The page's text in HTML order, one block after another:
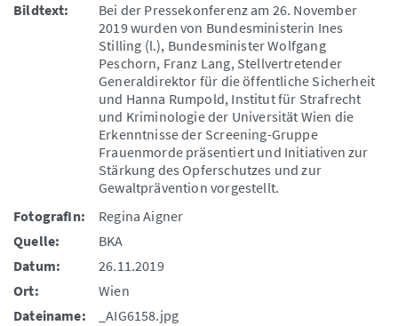
Bildtext:
Bei der Pressekonferenz am 26. November
2019 wurden von Bundesministerin Ines
Stilling (l.), Bundesminister Wolfgang
Peschorn, Franz Lang, Stellvertretender
Generaldirektor für die öffentliche Sicherheit
und Hanna Rumpold, Institut für Strafrecht
und Kriminologie der Universität Wien die
Erkenntnisse der Screening-Gruppe
Frauenmorde präsentiert und Initiativen zur
Stärkung des Opferschutzes und zur
Gewaltprävention vorgestellt.
FotografIn:
Regina Aigner
Quelle:
BKA
Datum:
26.11.2019
Ort:
Wien
Dateiname:
_AIG6158.jpg